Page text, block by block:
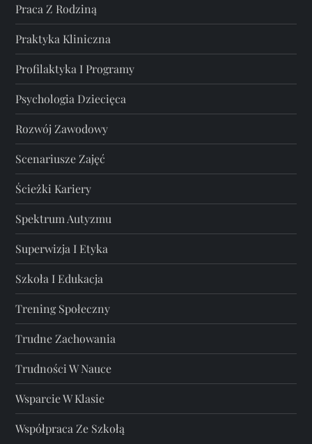
Praca Z Rodziną
Praktyka Kliniczna
Profilaktyka I Programy
Psychologia Dziecięca
Rozwój Zawodowy
Scenariusze Zajęć
Ścieżki Kariery
Spektrum Autyzmu
Superwizja I Etyka
Szkoła I Edukacja
Trening Społeczny
Trudne Zachowania
Trudności W Nauce
Wsparcie W Klasie
Współpraca Ze Szkołą